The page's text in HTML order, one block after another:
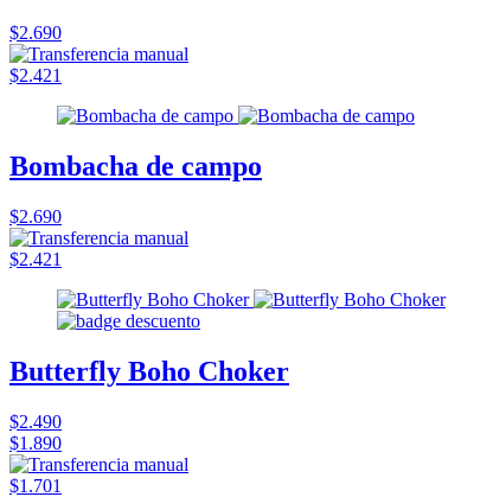
$2.690
$2.421
Bombacha de campo
$2.690
$2.421
Butterfly Boho Choker
$2.490
$1.890
$1.701